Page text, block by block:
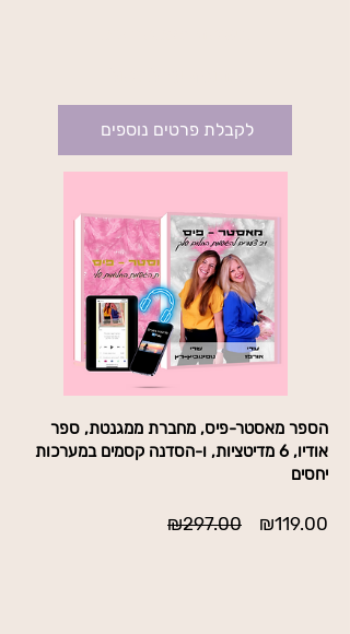
לקבלת פרטים נוספים
הספר מאסטר-פיס, מחברת ממגנטת, ספר
אודיו, 6 מדיטציות, ו-הסדנה קסמים במערכות
יחסים
₪297.00
מחיר
₪119.00